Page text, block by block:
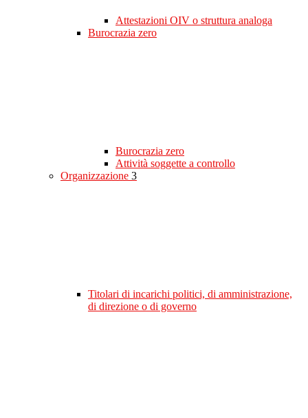
Attestazioni OIV o struttura analoga
Burocrazia zero
Burocrazia zero
Attività soggette a controllo
Organizzazione 3
Titolari di incarichi politici, di amministrazione,
di direzione o di governo